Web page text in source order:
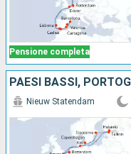
Pensione completa
Nieuw Statendam